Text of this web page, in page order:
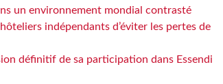
un environnement mondial contrasté
indépendants d’éviter les pertes de
définitif de sa participation dans Essendi